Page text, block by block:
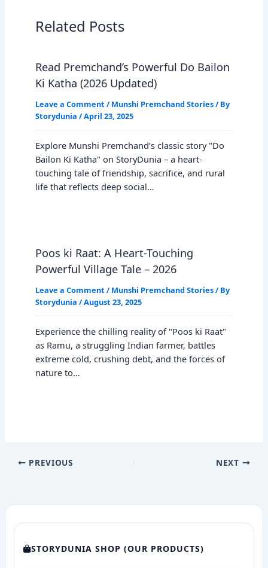
Related Posts
Read Premchand’s Powerful Do Bailon
Ki Katha (2026 Updated)
Leave a Comment / Munshi Premchand Stories/ By
Storydunia /April 23, 2025
Explore Munshi Premchand’s classic story "Do
Bailon Ki Katha" on StoryDunia – a heart-
touching tale of friendship, sacrifice, and rural
life that reflects deep social…
Poos ki Raat: A Heart-Touching
Powerful Village Tale – 2026
Leave a Comment / Munshi Premchand Stories/ By
Storydunia /August 23, 2025
Experience the chilling reality of "Poos ki Raat"
as Ramu, a struggling Indian farmer, battles
extreme cold, crushing debt, and the forces of
nature to…
PREVIOUS NEXT
STORYDUNIA SHOP (OUR PRODUCTS)